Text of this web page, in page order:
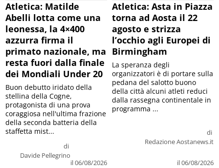
Atletica: Matilde
Abelli lotta come una
leonessa, la 4×400
azzurra firma il
primato nazionale, ma
resta fuori dalla finale
dei Mondiali Under 20
di
Davide Pellegrino
il 06/08/2026
Buon debutto iridato della
stellina della Cogne,
protagonista di una prova
coraggiosa nell'ultima frazione
della seconda batteria della
staffetta mist...
Atletica: Asta in Piazza
torna ad Aosta il 22
agosto e strizza
l’occhio agli Europei di
Birmingham
di
Redazione Aostanews.it
il 06/08/2026
La speranza degli
organizzatori è di portare sulla
pedana del salotto buono
della città alcuni atleti reduci
dalla rassegna continentale in
programma ...